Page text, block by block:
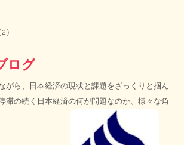
）
ログ
がら、日本経済の現状と課題をざっくりと掴ん
滞の続く日本経済の何が問題なのか、様々な角